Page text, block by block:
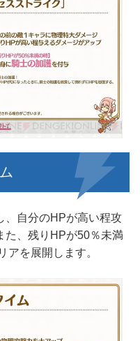
自分のHPが高い程攻
た、残りHPが50％未満
アを展開します。